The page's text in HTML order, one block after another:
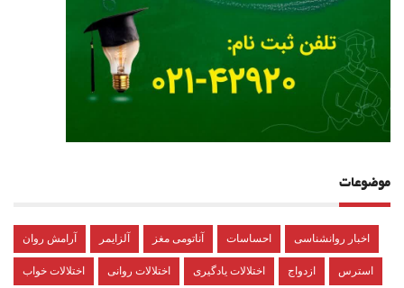
موضوعات
آرامش روان آلزایمر آناتومی مغز احساسات اخبار روانشناسی
اختلالات خواب اختلالات روانی اختلالات یادگیری ازدواج استرس